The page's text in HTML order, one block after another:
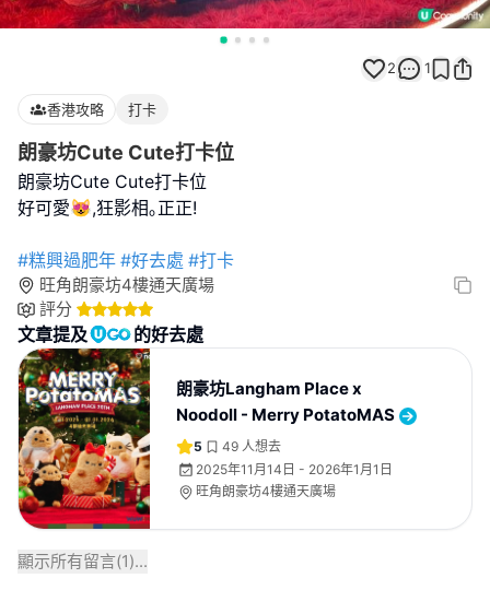
2 1
香港攻略 打卡
朗豪坊Cute Cute打卡位
朗豪坊Cute Cute打卡位
好可愛😻,狂影相｡正正!
#糕興過肥年 #好去處 #打卡
旺角朗豪坊4樓通天廣場
評分
文章提及 的好去處
朗豪坊Langham Place x
Noodoll - Merry PotatoMAS
5 49 人想去
2025年11月14日 - 2026年1月1日
旺角朗豪坊4樓通天廣場
顯示所有留言(1)...